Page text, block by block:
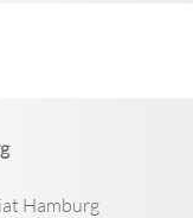
Hamburg